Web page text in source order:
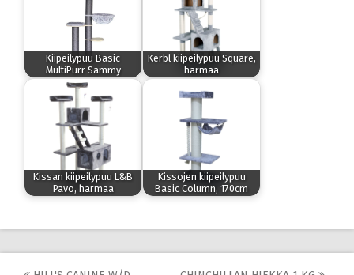
Kiipeilypuu Basic
MultiPurr Sammy
Kerbl kiipeilypuu Square,
harmaa
Kissan kiipeilypuu L&B
Pavo, harmaa
Kissojen kiipeilypuu
Basic Column, 170cm